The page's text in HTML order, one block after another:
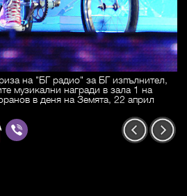
на "БГ радио" за БГ изпълнител,
музикални награди в зала 1 на
в деня на Земята, 22 април